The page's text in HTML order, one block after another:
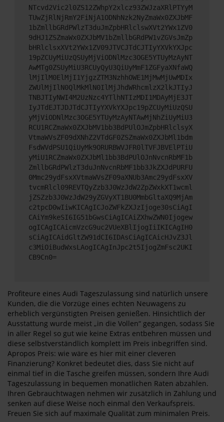
NTcvd2Vic2l0ZS12ZWhpY2xlcz93ZWJzaXRlPTYyM
TUwZjRlNjRmY2FiNjA1ODNhNzk2NyZmaWx0ZXJbMF
1bZmllbGRdPWlzT3duJmZpbHRlclswXVt2YWx1ZV0
9dHJ1ZSZmaWx0ZXJbMV1bZmllbGRdPW1vZGVsJmZp
bHRlclsxXVt2YWx1ZV09JTVCJTdCJTIyYXVkYXJpc
19pZCUyMiUzQSUyMjViODNlMzc3OGE5YTUyMzAyNT
AwMTg0ZSUyMiU3RCUyQyU3QiUyMmF1ZGFyaXNfaWQ
lMjIlM0ElMjI1YjgzZTM3NzhhOWE1MjMwMjUwMDIx
ZWUlMjIlN0QlMkMlN0IlMjJhdWRhcmlzX2lkJTIyJ
TNBJTIyNWI4M2UzNzc4YTlhNTIzMDI1MDAyMjE3JT
IyJTdEJTJDJTdCJTIyYXVkYXJpc19pZCUyMiUzQSU
yMjViODNlMzc3OGE5YTUyMzAyNTAwMjNhZiUyMiU3
RCU1RCZmaWx0ZXJbMV1bb3BdPUlOJmZpbHRlclsyX
VtmaWVsZF09dXNhZ2VTdGF0ZSZmaWx0ZXJbMl1bdm
FsdWVdPSU1QiUyMk9ORURBWVJFR0lTVFJBVElPTiU
yMiU1RCZmaWx0ZXJbMl1bb3BdPUlOJnNvcnRbMF1b
ZmllbGRdPWlzT3duJnNvcnRbMF1bb3JkZXJdPURFU
0Mmc29ydFsxXVtmaWVsZF09aXNUb3Amc29ydFsxXV
tvcmRlcl09REVTQyZzb3J0WzJdW2ZpZWxkXT1wcml
jZSZzb3J0WzJdW29yZGVyXT1BU0MmbGltaXQ9MjAm
c2tpcD0wIiwKICAgICJoZWFkZXJzIjoge30sCiAgI
CAiYm9keSI6IG51bGwsCiAgICAiZXhwZWN0Ijogew
ogICAgICAicmVzcG9uc2VUeXBlIjogIiIKICAgIH0
sCiAgICAidGltZW91dCI6IDAsCiAgICAicHJvZ3Jl
c3MiOiBudWxsLAogICAgInJpc2t5IjogZmFsc2UKI
CB9Cn0=
Profiteure eines Audi Tageszulassung sind natürlich unsere
Kunden, die die Vorzüge eines echten Neuwagens zu
erheblich vergünstigten Preisen genießen. Hinsichtlich der
Ausstattung wurde meist „in die Vollen“ gegangen, sodass Sie
in aller Regel so gut wie keine Extras entbehren müssen und
diese selbstverständlich komplett im Preis inbegriffen sind.
Apropos Preis: wie wäre es hier mit einer cleveren
Finanzierung? Konkret bedeutet dies, dass Sie nicht auf
einmal tief in die Tasche greifen müssen, sondern Ihre Audi
Tageszulassung in bequemen monatlichen Raten abzahlen.
Ihren Gebrauchtwagen nehmen wir zusätzlich in Zahlung und
senken auf diese Weise noch einmal den Verkaufspreis.
Freuen Sie sich auf maximale Qualität zum minimalen Preis.